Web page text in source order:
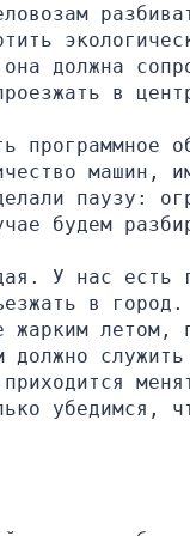
должна
в
программное
машин,
паузу:
будем
У нас есть
в
жарким
должно
убедимся,